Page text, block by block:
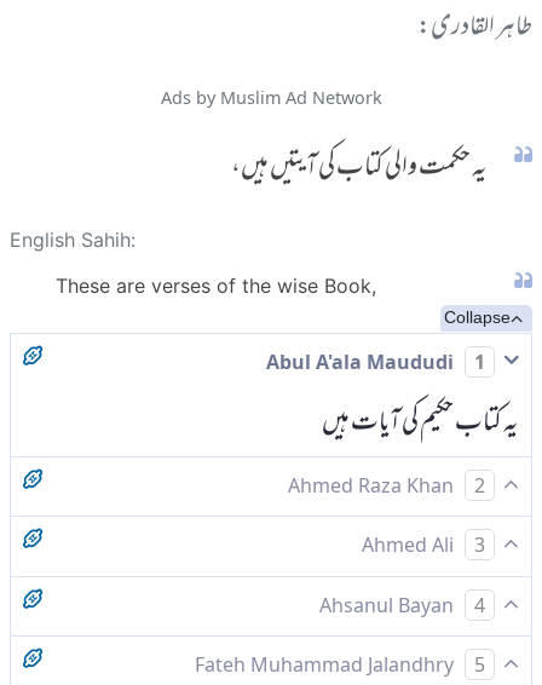
طاہر القادری:
Ads by Muslim Ad Network
یہ حکمت والی کتاب کی آیتیں ہیں،
English Sahih:
These are verses of the wise Book,
Collapse
1
یہ کتاب حکیم کی آیات ہیں
2
یہ حکمت والی کتاب کی آیتیں ہیں،
3
یہ آیتیں حکمت والی کتا ب کی ہیں
4
یہ حکمت والی کتاب کی آیتیں ہیں۔
5